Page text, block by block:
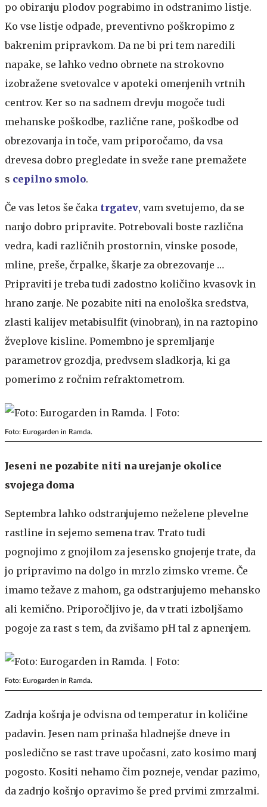
po obiranju plodov pograbimo in odstranimo listje.
Ko vse listje odpade, preventivno poškropimo z
bakrenim pripravkom. Da ne bi pri tem naredili
napake, se lahko vedno obrnete na strokovno
izobražene svetovalce v apoteki omenjenih vrtnih
centrov. Ker so na sadnem drevju mogoče tudi
mehanske poškodbe, različne rane, poškodbe od
obrezovanja in toče, vam priporočamo, da vsa
drevesa dobro pregledate in sveže rane premažete
s cepilno smolo.
Če vas letos še čaka trgatev, vam svetujemo, da se
nanjo dobro pripravite. Potrebovali boste različna
vedra, kadi različnih prostornin, vinske posode,
mline, preše, črpalke, škarje za obrezovanje …
Pripraviti je treba tudi zadostno količino kvasovk in
hrano zanje. Ne pozabite niti na enološka sredstva,
zlasti kalijev metabisulfit (vinobran), in na raztopino
žveplove kisline. Pomembno je spremljanje
parametrov grozdja, predvsem sladkorja, ki ga
pomerimo z ročnim refraktometrom.
Foto: Eurogarden in Ramda.
Jeseni ne pozabite niti na urejanje okolice
svojega doma
Septembra lahko odstranjujemo neželene plevelne
rastline in sejemo semena trav. Trato tudi
pognojimo z gnojilom za jesensko gnojenje trate, da
jo pripravimo na dolgo in mrzlo zimsko vreme. Če
imamo težave z mahom, ga odstranjujemo mehansko
ali kemično. Priporočljivo je, da v trati izboljšamo
pogoje za rast s tem, da zvišamo pH tal z apnenjem.
Foto: Eurogarden in Ramda.
Zadnja košnja je odvisna od temperatur in količine
padavin. Jesen nam prinaša hladnejše dneve in
posledično se rast trave upočasni, zato kosimo manj
pogosto. Kositi nehamo čim pozneje, vendar pazimo,
da zadnjo košnjo opravimo še pred prvimi zmrzalmi.